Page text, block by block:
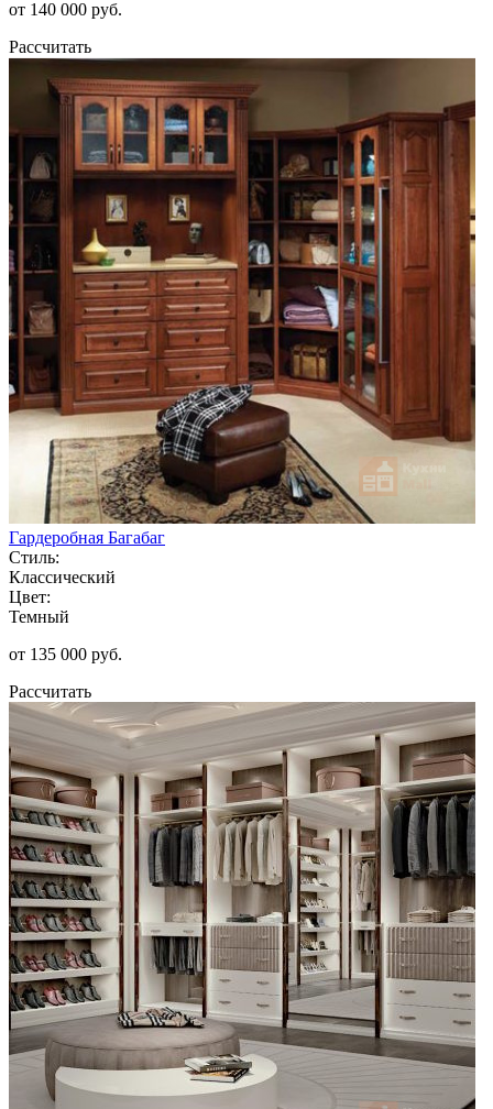
от 140 000 руб.
Рассчитать
Гардеробная Багабаг
Стиль:
Классический
Цвет:
Темный
от 135 000 руб.
Рассчитать